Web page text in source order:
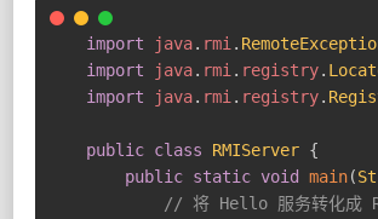
import
java. rmi.
import
java. rmi. registry.
import
java. rmi. registry.
public class RMIServer {
public static void main(
// 将 Hello 服务转化成